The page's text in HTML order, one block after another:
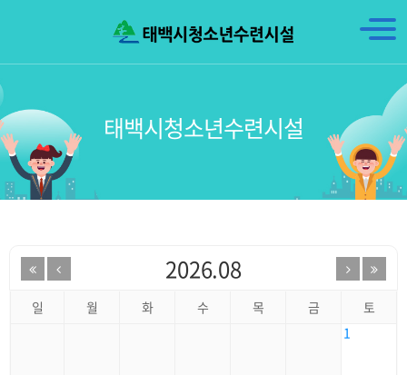
태백시청소년수련시설
2026.08
일 월 화 수 목 금
토
1